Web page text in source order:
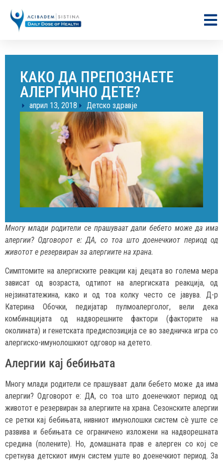
КАКО ДА ПРЕПОЗНАЕТЕ
АЛЕРГИЧНО ДЕТЕ?
април 13, 2018 Детско здравје
Многу млади родители се прашуваат дали бебето може да има
алергии? Одговорот е: ДА, со тоа што доенечкиот период од
животот е резервиран за алергиите на храна.
Симптомите на алергиските реакции кај децата во голема мера
зависат од возраста, одтипот на алергиската реакција, од
нејзинататежина, како и од тоа колку често се јавува. Д-р
Катерина Обочки, педијатар пулмоалерголог, вели дека
комбинацијата од надворешните фактори (факторите на
околината) и генетската предиспозиција се во заедничка игра со
алергиско-имунолошкиот одговор на детето.
Алергии кај бебињата
Многу млади родители се прашуваат дали бебето може да има
алергии? Одговорот е: ДА, со тоа што доенечкиот период од
животот е резервиран за алергиите на храна. Сезонските алергии
се ретки кај бебињата, нивниот имунолошки систем сè уште се
развива и бебињата се ограничено изложени на надворешната
средина (полените). Но, домашната прав е алерген со кој се
сретнува детскиот имун систем уште во доенечкиот период. За